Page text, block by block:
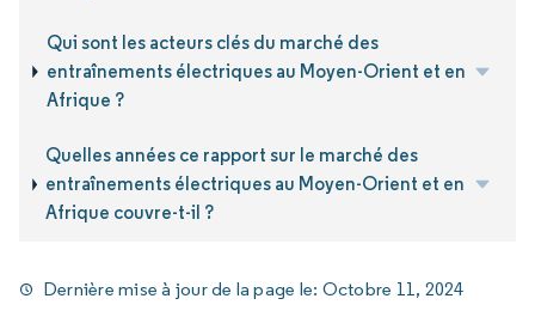
Qui sont les acteurs clés du marché des
entraînements électriques au Moyen-Orient et en
Afrique ?
Quelles années ce rapport sur le marché des
entraînements électriques au Moyen-Orient et en
Afrique couvre-t-il ?
Dernière mise à jour de la page le: Octobre 11, 2024